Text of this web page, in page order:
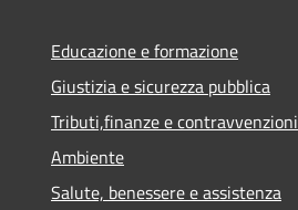
Educazione e formazione
Giustizia e sicurezza pubblica
Tributi,finanze e contravvenzioni
Ambiente
Salute, benessere e assistenza